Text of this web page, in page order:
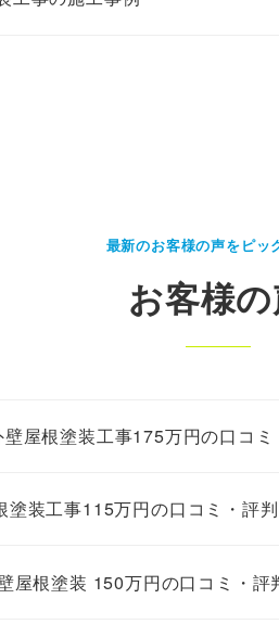
最新のお客様の声をピッ
お客様
屋根塗装工事175万円の口コミ
装工事115万円の口コミ・評判
根塗装 150万円の口コミ・評